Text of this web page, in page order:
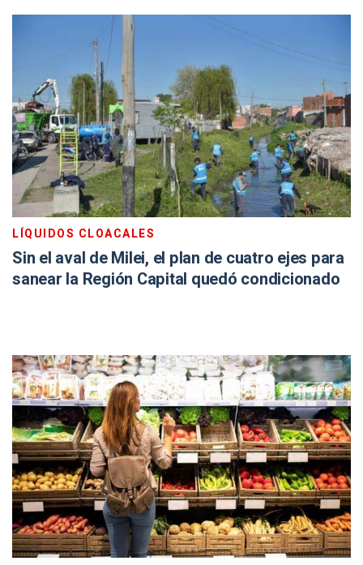
LÍQUIDOS CLOACALES
Sin el aval de Milei, el plan de cuatro ejes para
sanear la Región Capital quedó condicionado